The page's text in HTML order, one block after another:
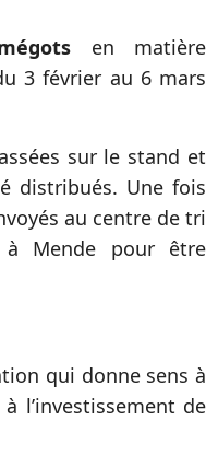
en matière
3 février au 6 mars
sur le stand et
distribués. Une fois
au centre de tri
Mende pour être
qui donne sens à
l’investissement de